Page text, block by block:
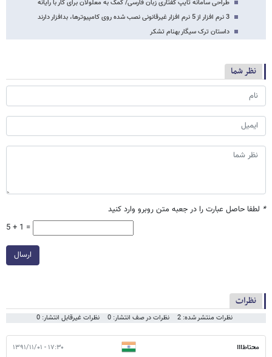
طراحی سامانه تایپ گفتاری زبان فارسی/ کمک به معلولان برای کار با رایانه
3 نرم افزار از 5 نرم افزار غیرقانونی نصب شده روی کامپیوترها، بدافزار دارند
داستان ترک سیگار بهنام تشکر
نظر شما
* لطفا حاصل عبارت را در جعبه متن روبرو وارد کنید
5 + 1 =
ارسال
نظرات
نظرات منتشر شده: 2 نظرات در صف انتشار: 0 نظرات غیرقابل انتشار: 0
محتاط!!! ۱۷:۳۰ - ۱۳۹۱/۱۱/۰۱